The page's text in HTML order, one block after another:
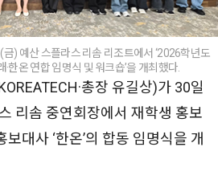
) 예산 스플라스 리솜 리조트에서 ‘2026학년도
한온 연합 임명식 및 워크숍’을 개최했다.
총장 유길상)가 30일
리솜 중연회장에서 재학생 홍보
보대사 ‘한온’의 합동 임명식을 개